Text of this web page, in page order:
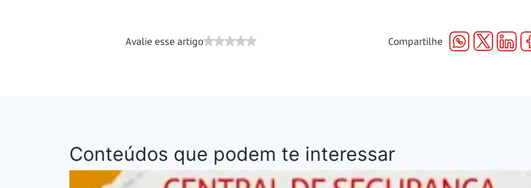
Avalie esse artigo Compartilhe
Conteúdos que podem te interessar